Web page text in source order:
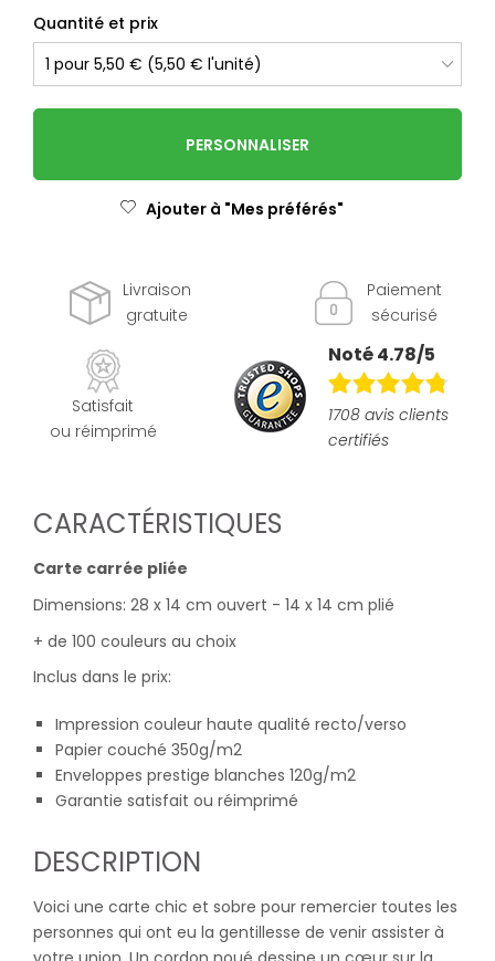
Quantité et prix
PERSONNALISER
Ajouter à "Mes préférés"
Livraison
gratuite
Paiement
sécurisé
Satisfait
ou réimprimé
Noté 4.78/5
1708 avis clients
certifiés
CARACTÉRISTIQUES
Carte carrée pliée
Dimensions: 28 x 14 cm ouvert - 14 x 14 cm plié
+ de 100 couleurs au choix
Inclus dans le prix:
Impression couleur haute qualité recto/verso
Papier couché 350g/m2
Enveloppes prestige blanches 120g/m2
Garantie satisfait ou réimprimé
DESCRIPTION
Voici une carte chic et sobre pour remercier toutes les
personnes qui ont eu la gentillesse de venir assister à